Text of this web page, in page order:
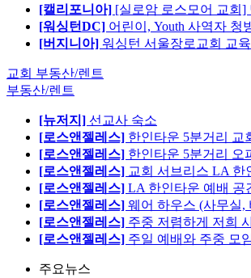
[캘리포니아] [실로암 로스모어 교회]
[워싱턴DC] 어린이, Youth 사역자 청
[버지니아] 워싱턴 서울장로교회 교
교회 부동산/렌트
부동산/렌트
[뉴저지] 선교사 숙소
[로스앤젤레스] 한인타운 5분거리 교
[로스앤젤레스] 한인타운 5분거리 오
[로스앤젤레스] 교회 서브리스 LA 한
[로스앤젤레스] LA 한인타운 예배 공
[로스앤젤레스] 웨어 하우스 (사무실,
[로스앤젤레스] 주중 저렴하게 저희
[로스앤젤레스] 주일 예배와 주중 모
주요뉴스